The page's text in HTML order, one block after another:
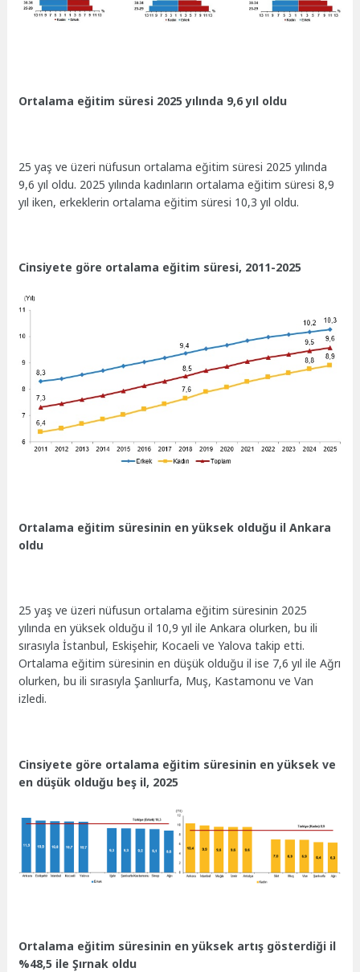
Ortalama eğitim süresi 2025 yılında 9,6 yıl oldu
25 yaş ve üzeri nüfusun ortalama eğitim süresi 2025 yılında
9,6 yıl oldu. 2025 yılında kadınların ortalama eğitim süresi 8,9
yıl iken, erkeklerin ortalama eğitim süresi 10,3 yıl oldu.
Cinsiyete göre ortalama eğitim süresi, 2011-2025
Ortalama eğitim süresinin en yüksek olduğu il Ankara
oldu
25 yaş ve üzeri nüfusun ortalama eğitim süresinin 2025
yılında en yüksek olduğu il 10,9 yıl ile Ankara olurken, bu ili
sırasıyla İstanbul, Eskişehir, Kocaeli ve Yalova takip etti.
Ortalama eğitim süresinin en düşük olduğu il ise 7,6 yıl ile Ağrı
olurken, bu ili sırasıyla Şanlıurfa, Muş, Kastamonu ve Van
izledi.
Cinsiyete göre ortalama eğitim süresinin en yüksek ve
en düşük olduğu beş il, 2025
Ortalama eğitim süresinin en yüksek artış gösterdiği il
%48,5 ile Şırnak oldu